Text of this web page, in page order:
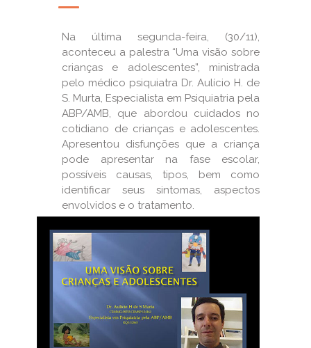
Na última segunda-feira, (30/11),
aconteceu a palestra “Uma visão sobre
crianças e adolescentes”, ministrada
pelo médico psiquiatra Dr. Aulício H. de
S. Murta, Especialista em Psiquiatria pela
ABP/AMB, que abordou cuidados no
cotidiano de crianças e adolescentes.
Apresentou disfunções que a criança
pode apresentar na fase escolar,
possíveis causas, tipos, bem como
identificar seus sintomas, aspectos
envolvidos e o tratamento.